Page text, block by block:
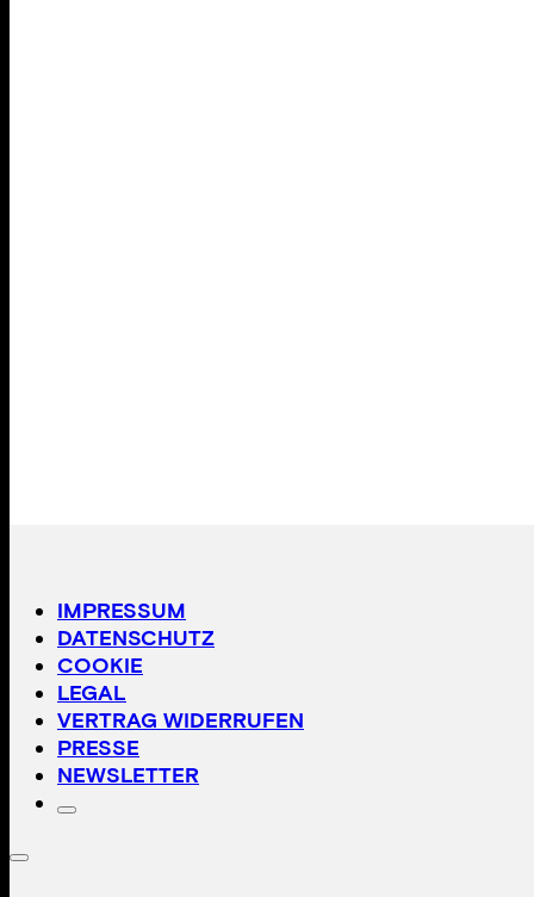
IMPRESSUM
DATENSCHUTZ
COOKIE
LEGAL
VERTRAG WIDERRUFEN
PRESSE
NEWSLETTER